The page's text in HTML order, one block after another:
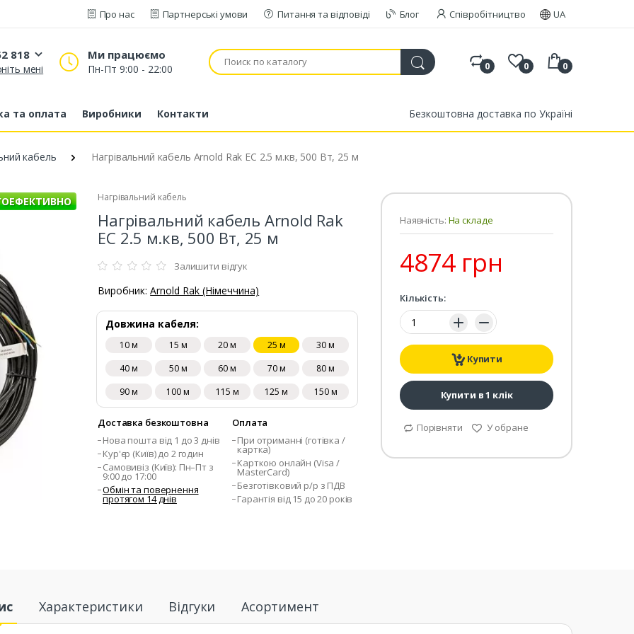
Про нас Партнерські умови Питання та відповіді Блог Співробітництво UA
818
52 818
63 881
мені
Ми працюємо
Пн-Пт 9:00 - 22:00 0 0 0
та оплата Виробники Контакти Безкоштовна доставка по Україні
кабель Нагрівальний кабель Arnold Rak EC 2.5 м.кв, 500 Вт, 25 м
Нагрівальний кабель
Нагрівальний кабель Arnold Rak
EC 2.5 м.кв, 500 Вт, 25 м
Залишити відгук
Виробник:Arnold Rak (Німеччина)
Довжина кабеля:
10 м 15 м 20 м 25 м
30 м
40 м
50 м 60 м 70 м
80 м
90 м
100 м 115 м 125 м 150 м
Доставка безкоштовна
Нова пошта від 1 до 3 днів
Кур'єр (Київ) до 2 годин
Самовивіз (Київ): Пн–Пт з
9:00 до 17:00
Обмін та повернення
протягом 14 днів
Оплата
При отриманні (готівка /
картка)
Карткою онлайн (Visa /
MasterCard)
Безготівковий р/р з ПДВ
Гарантія від 15 до 20 років
Наявність: На складе
4874 грн
Кількість:
Кількість:
Купити
Купити в 1 клік
Порівняти У обране
Характеристики Відгуки Асортимент